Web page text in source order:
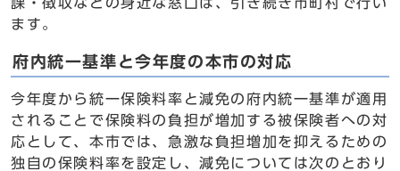
ます。
府内統一基準と今年度の本市の対応
今年度から統一保険料率と減免の府内統一基準が適用
されることで保険料の負担が増加する被保険者への対
応として、本市では、急激な負担増加を抑えるための
独自の保険料率を設定し、減免については次のとおり